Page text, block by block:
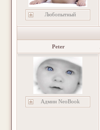
Любопытный
Peter
Админ NeoBook